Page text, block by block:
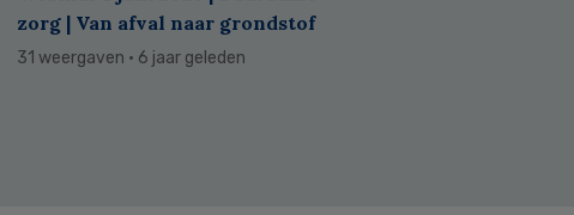
zorg | Van afval naar grondstof
31 weergaven · 6 jaar geleden